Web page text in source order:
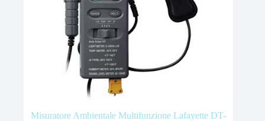
Misuratore Ambientale Multifunzione Lafayette DT-